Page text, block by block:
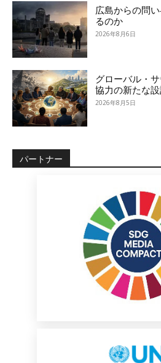
広島からの問
るのか
2026年8月6日
グローバル・
協力の新たな設
2026年8月5日
パートナー